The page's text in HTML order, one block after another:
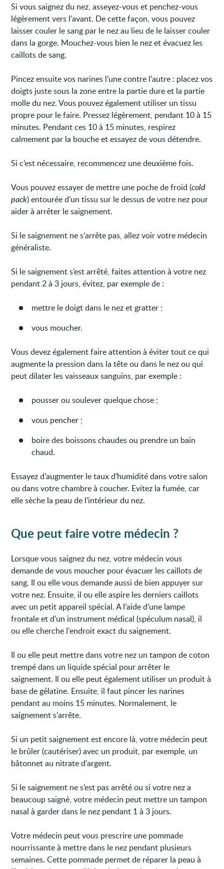
Si vous saignez du nez, asseyez-vous et penchez-vous
légèrement vers l’avant. De cette façon, vous pouvez
laisser couler le sang par le nez au lieu de le laisser couler
dans la gorge. Mouchez-vous bien le nez et évacuez les
caillots de sang.
Pincez ensuite vos narines l’une contre l’autre : placez vos
doigts juste sous la zone entre la partie dure et la partie
molle du nez. Vous pouvez également utiliser un tissu
propre pour le faire. Pressez légèrement, pendant 10 à 15
minutes. Pendant ces 10 à 15 minutes, respirez
calmement par la bouche et essayez de vous détendre.
Si c’est nécessaire, recommencez une deuxième fois.
Vous pouvez essayer de mettre une poche de froid (cold
pack) entourée d’un tissu sur le dessus de votre nez pour
aider à arrêter le saignement.
Si le saignement ne s'arrête pas, allez voir votre médecin
généraliste.
Si le saignement s’est arrêté, faites attention à votre nez
pendant 2 à 3 jours, évitez, par exemple de :
mettre le doigt dans le nez et gratter ;
vous moucher.
Vous devez également faire attention à éviter tout ce qui
augmente la pression dans la tête ou dans le nez ou qui
peut dilater les vaisseaux sanguins, par exemple :
pousser ou soulever quelque chose ;
vous pencher ;
boire des boissons chaudes ou prendre un bain
chaud.
Essayez d’augmenter le taux d’humidité dans votre salon
ou dans votre chambre à coucher. Evitez la fumée, car
elle sèche la peau de l’intérieur du nez.
Que peut faire votre médecin ?
Lorsque vous saignez du nez, votre médecin vous
demande de vous moucher pour évacuer les caillots de
sang. Il ou elle vous demande aussi de bien appuyer sur
votre nez. Ensuite, il ou elle aspire les derniers caillots
avec un petit appareil spécial. A l’aide d’une lampe
frontale et d’un instrument médical (spéculum nasal), il
ou elle cherche l'endroit exact du saignement.
Il ou elle peut mettre dans votre nez un tampon de coton
trempé dans un liquide spécial pour arrêter le
saignement. Il ou elle peut également utiliser un produit à
base de gélatine. Ensuite, il faut pincer les narines
pendant au moins 15 minutes. Normalement, le
saignement s’arrête.
Si un petit saignement est encore là, votre médecin peut
le brûler (cautériser) avec un produit, par exemple, un
bâtonnet au nitrate d'argent.
Si le saignement ne s’est pas arrêté ou si votre nez a
beaucoup saigné, votre médecin peut mettre un tampon
nasal à garder dans le nez pendant 1 à 3 jours.
Votre médecin peut vous prescrire une pommade
nourrissante à mettre dans le nez pendant plusieurs
semaines. Cette pommade permet de réparer la peau à